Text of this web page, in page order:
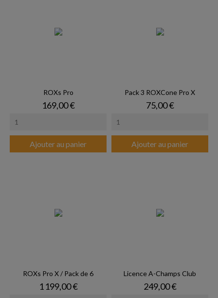
ROXs Pro
Prix
169,00 €
Ajouter au panier
Pack 3 ROXCone Pro X
Prix
75,00 €
Ajouter au panier
ROXs Pro X / Pack de 6
Prix
1 199,00 €
Licence A-Champs Club
Prix
249,00 €